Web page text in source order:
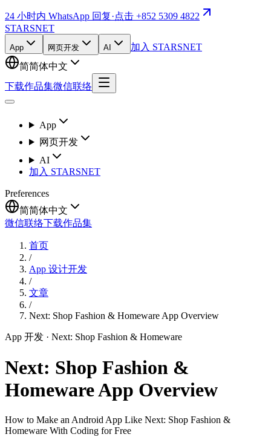
24 小时内 WhatsApp 回复·点击 +852 5309 4822
STARSNET
App 网页开发 AI
加入 STARSNET
简简体中文
下载作品集微信联络
App
网页开发
AI
加入 STARSNET
Preferences
简简体中文
微信联络下载作品集
首页
/
App 设计开发
/
文章
/
Next: Shop Fashion & Homeware App Overview
App 开发 · Next: Shop Fashion & Homeware
Next: Shop Fashion &
Homeware App Overview
How to Make an Android App Like Next: Shop Fashion &
Homeware With Coding for Free